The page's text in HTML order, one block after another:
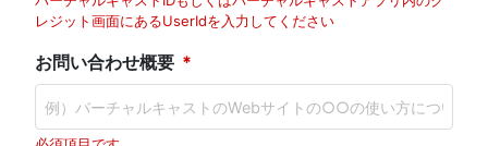
レジット画面にあるUserIdを入力してください
お問い合わせ概要